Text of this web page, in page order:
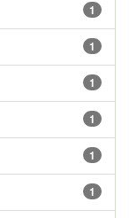
1
1
1
1
1
1